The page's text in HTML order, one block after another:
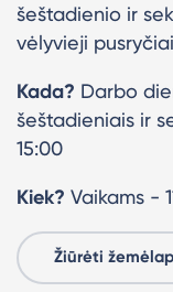
šeštadienio ir
vėlyvieji
Kada? Darbo
šeštadieniais ir
15:00
Kiek? Vaikams -
Žiūrėti